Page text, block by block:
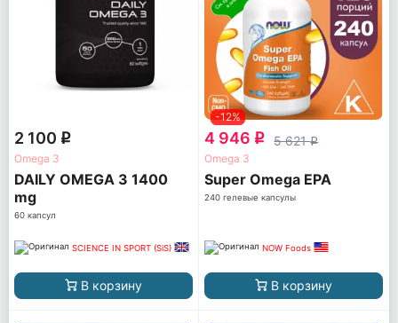
2 100 q
Omega 3
DAILY OMEGA 3 1400
mg
60 капсул
SCIENCE IN SPORT (SiS)
В корзину
-12%
4 946 q 5 621q
Omega 3
Super Omega EPA
240 гелевые капсулы
NOW Foods
В корзину